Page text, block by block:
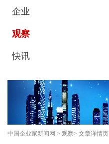
企业
观察
快讯
中国企业家新闻网 > 观察> 文章详情页